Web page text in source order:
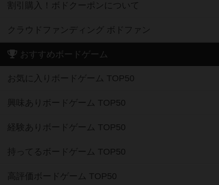
割引購入！ボドクーポンについて
クラウドファンディング ボドファン
おすすめボードゲーム
お気に入りボードゲーム TOP50
興味ありボードゲーム TOP50
経験ありボードゲーム TOP50
持ってるボードゲーム TOP50
高評価ボードゲーム TOP50